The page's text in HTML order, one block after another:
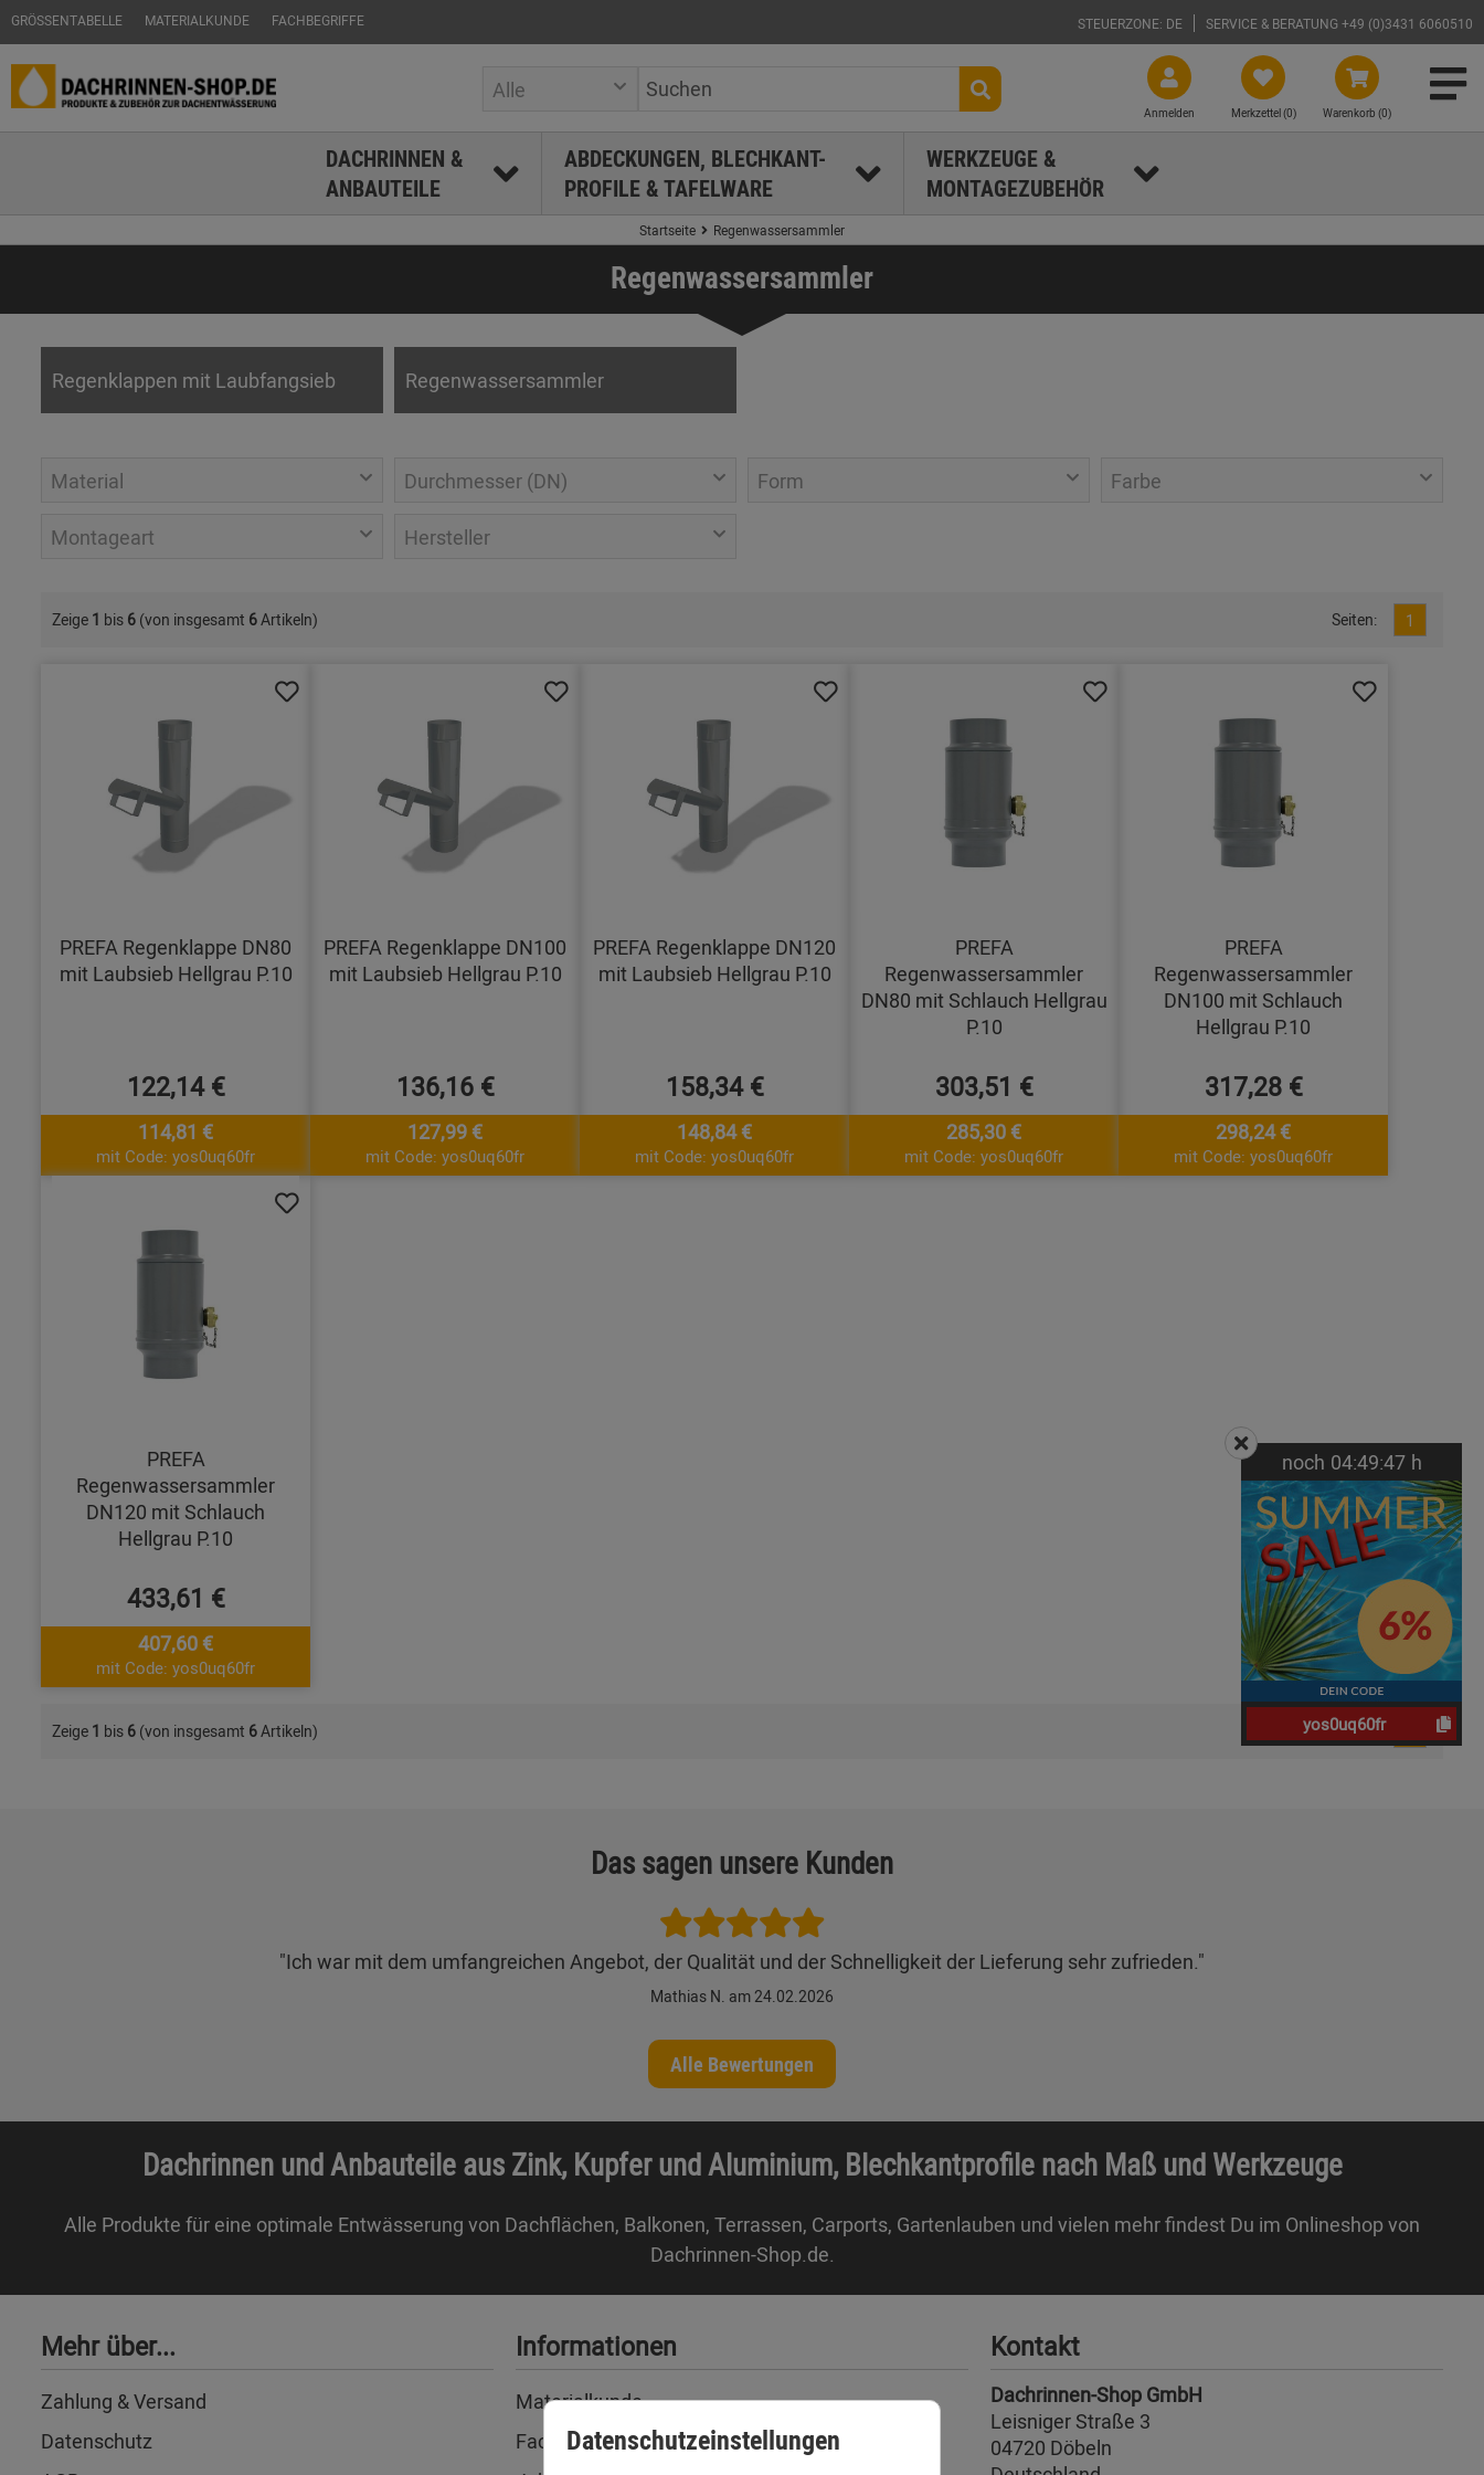
GRÖSSENTABELLE MATERIALKUNDE FACHBEGRIFFE STEUERZONE: DE SERVICE & BERATUNG +49 (0)3431 6060510
Warenkorb (0)
Merkzettel (0)
Anmelden
Alle
DACHRINNEN &
ANBAUTEILE
ABDECKUNGEN, BLECHKANT-
PROFILE & TAFELWARE
WERKZEUGE &
MONTAGEZUBEHÖR
Startseite Regenwassersammler
Regenwassersammler
Regenklappen mit Laubfangsieb Regenwassersammler
Material Durchmesser (DN) Form Farbe
Montageart Hersteller
Zeige 1 bis 6 (von insgesamt 6Artikeln) Seiten: 1
PREFA Regenklappe DN80
mit Laubsieb Hellgrau P.10
122,14 €
114,81 €
mit Code: yos0uq60fr
PREFA Regenklappe DN100
mit Laubsieb Hellgrau P.10
136,16 €
127,99 €
mit Code: yos0uq60fr
PREFA Regenklappe DN120
mit Laubsieb Hellgrau P.10
158,34 €
148,84 €
mit Code: yos0uq60fr
PREFA
Regenwassersammler
DN80 mit Schlauch Hellgrau
P.10
303,51 €
285,30 €
mit Code: yos0uq60fr
PREFA
Regenwassersammler
DN100 mit Schlauch
Hellgrau P.10
317,28 €
298,24 €
mit Code: yos0uq60fr
PREFA
Regenwassersammler
DN120 mit Schlauch
Hellgrau P.10
433,61 €
407,60 €
mit Code: yos0uq60fr
Zeige 1 bis 6 (von insgesamt 6Artikeln) Seiten:
Das sagen unsere Kunden
"Ich war mit dem umfangreichen Angebot, der Qualität und der Schnelligkeit der Lieferung sehr zufrieden."
Mathias N. am 24.02.2026
Alle Bewertungen
Dachrinnen und Anbauteile aus Zink, Kupfer und Aluminium, Blechkantprofile nach Maß und Werkzeuge
Alle Produkte für eine optimale Entwässerung von Dachflächen, Balkonen, Terrassen, Carports, Gartenlauben und vielen mehr findest Du im Onlineshop von
Dachrinnen-Shop.de.
Mehr über...
Zahlung & Versand
Datenschutz
Informationen
Materialkunde
Fachbegriffe
Kontakt
Dachrinnen-Shop GmbH
Leisniger Straße 3
04720 Döbeln
noch 04:49:46 h
yos0uq60fr
Datenschutzeinstellungen